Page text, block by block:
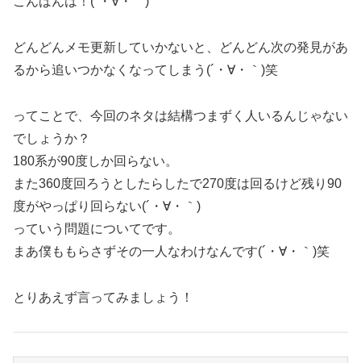
どんどんメモ更新していかないと、どんどん次の発見があ
るから追いつかなくなってしまう(´・∀・｀)笑
ってことで、今回のネタは結構つまずく人いるんじゃない
でしょうか？
180系が90度しか回らない。
また360度回ろうとしたらしたで270度は回るけど残り90
度がやっぱり回らない(´・∀・｀)
っていう問題についてです。
まあ僕ももらさずその一人なわけなんです(´・∀・｀)笑
とりあえず言ってみましょう！